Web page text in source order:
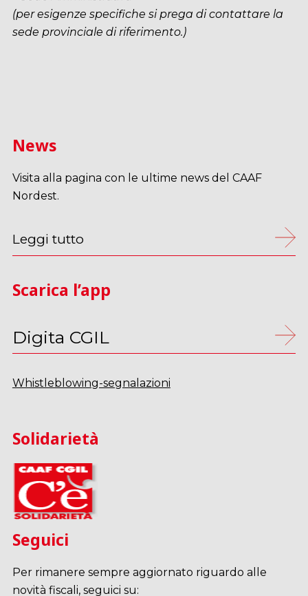
(per esigenze specifiche si prega di contattare la
sede provinciale di riferimento.)
News
Visita alla pagina con le ultime news del CAAF
Nordest.
Leggi tutto
Scarica l’app
Digita CGIL
Whistleblowing-segnalazioni
Solidarietà
Seguici
Per rimanere sempre aggiornato riguardo alle
novità fiscali, seguici su: